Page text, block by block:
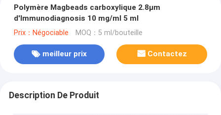
Polymère Magbeads carboxylique 2.8μm
d'Immunodiagnosis 10 mg/ml 5 ml
Prix：Négociable MOQ：5 ml/bouteille
meilleur prix Contactez
Description De Produit